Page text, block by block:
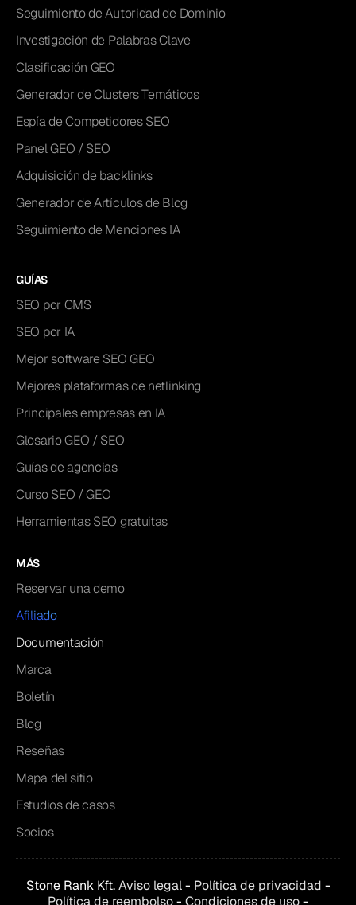
Seguimiento de Autoridad de Dominio
Investigación de Palabras Clave
Clasificación GEO
Generador de Clusters Temáticos
Espía de Competidores SEO
Panel GEO / SEO
Adquisición de backlinks
Generador de Artículos de Blog
Seguimiento de Menciones IA
GUÍAS
SEO por CMS
SEO por IA
Mejor software SEO GEO
Mejores plataformas de netlinking
Principales empresas en IA
Glosario GEO / SEO
Guías de agencias
Curso SEO / GEO
Herramientas SEO gratuitas
MÁS
Reservar una demo
Afiliado
Documentación
Marca
Boletín
Blog
Reseñas
Mapa del sitio
Estudios de casos
Socios
Stone Rank Kft.Aviso legal- Política de privacidad -
Política de reembolso- Condiciones de uso-